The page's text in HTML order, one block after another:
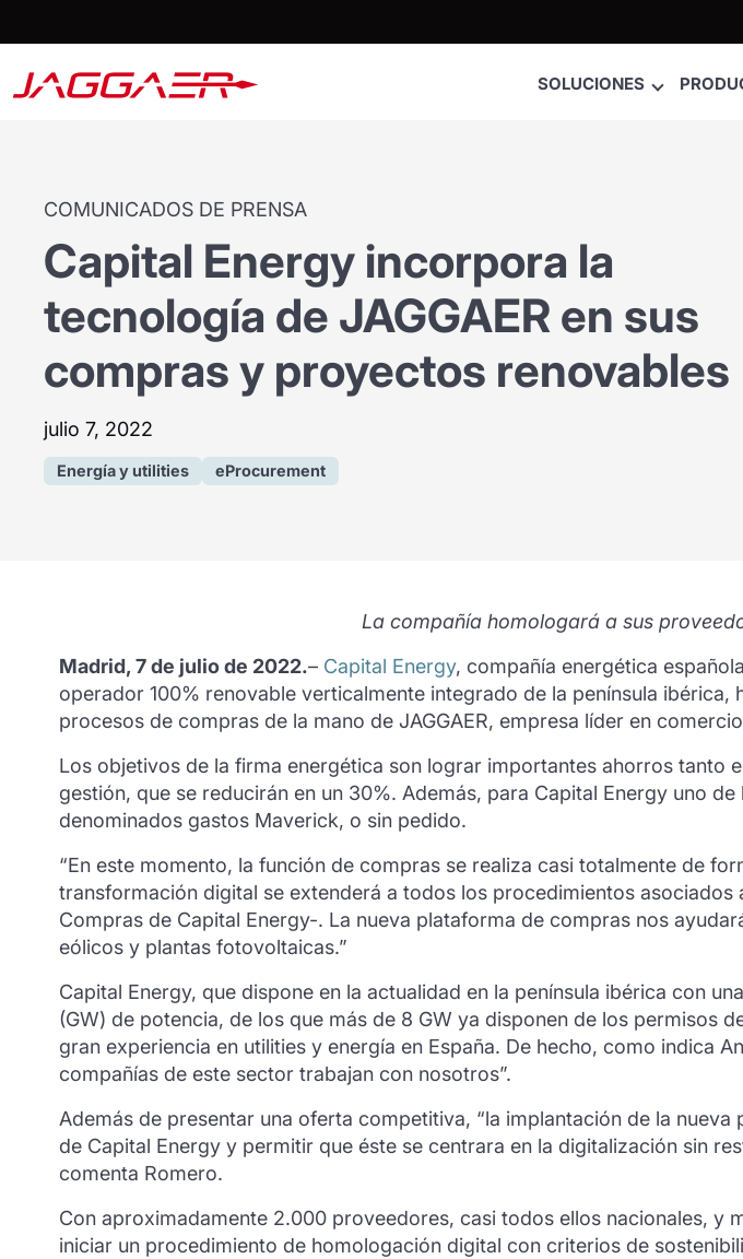
SOLUCIONES
COMUNICADOS DE PRENSA
Capital Energy incorpora la
tecnología de JAGGAER en sus
compras y proyectos renovables
julio 7, 2022
Energía y utilities eProcurement
La compañía homologará a sus
Madrid, 7 de julio de 2022.– Capital Energy, compañía energética
operador 100% renovable verticalmente integrado de la península
procesos de compras de la mano de JAGGAER, empresa líder en
Los objetivos de la firma energética son lograr importantes ahorros tanto
gestión, que se reducirán en un 30%. Además, para Capital Energy uno
denominados gastos Maverick, o sin pedido.
“En este momento, la función de compras se realiza casi totalmente de
transformación digital se extenderá a todos los procedimientos
Compras de Capital Energy-. La nueva plataforma de compras nos
eólicos y plantas fotovoltaicas.”
Capital Energy, que dispone en la actualidad en la península ibérica con
(GW) de potencia, de los que más de 8 GW ya disponen de los permisos
gran experiencia en utilities y energía en España. De hecho, como indica
compañías de este sector trabajan con nosotros”.
Además de presentar una oferta competitiva, “la implantación de la
de Capital Energy y permitir que éste se centrara en la digitalización sin
comenta Romero.
Con aproximadamente 2.000 proveedores, casi todos ellos nacionales, y
iniciar un procedimiento de homologación digital con criterios de